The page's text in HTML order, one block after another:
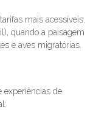
mais acessíveis,
quando a paisagem
e aves migratórias.
experiências de